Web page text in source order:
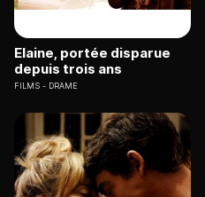
Elaine, portée disparue
depuis trois ans
FILMS DRAME